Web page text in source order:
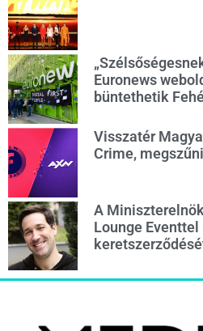
Euronews
büntethetik
Visszatér
Crime,
A
Lounge